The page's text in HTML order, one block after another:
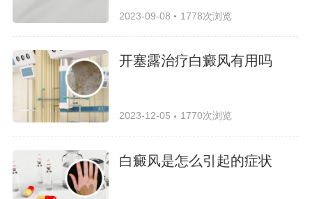
2023-09-08 1778次浏览
开塞露治疗白癜风有用吗
2023-12-05 1770次浏览
白癜风是怎么引起的症状